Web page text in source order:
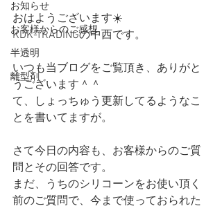
お知らせ
お客様からのご感想
半透明
離型剤
おはようございます☀️
KDK-TRADINGの中西です。
いつも当ブログをご覧頂き、ありがと
うございます＾＾
て、しょっちゅう更新してるようなこ
とを書いてますが。
さて今日の内容も、お客様からのご質
問とその回答です。
まだ、うちのシリコーンをお使い頂く
前のご質問で、今まで使っておられた